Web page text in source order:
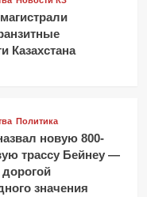
Казахстана
Политика
новую 800-
трассу Бейнеу —
значения